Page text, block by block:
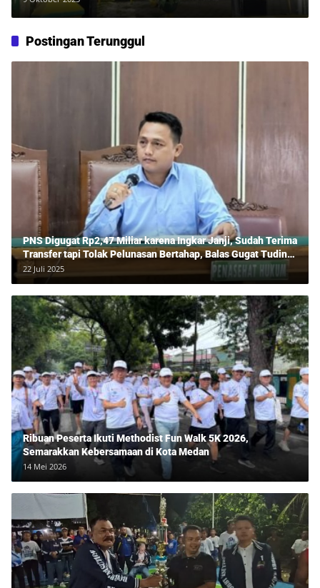
Penyidikan
Postingan Terunggul
PNS Digugat Rp2,47 Miliar karena Ingkar Janji, Sudah Terima
Transfer tapi Tolak Pelunasan Bertahap, Balas Gugat Tuding
Lawan Tipu Rp850 Juta
22 Juli 2025
Ribuan Peserta Ikuti Methodist Fun Walk 5K 2026,
Semarakkan Kebersamaan di Kota Medan
14 Mei 2026